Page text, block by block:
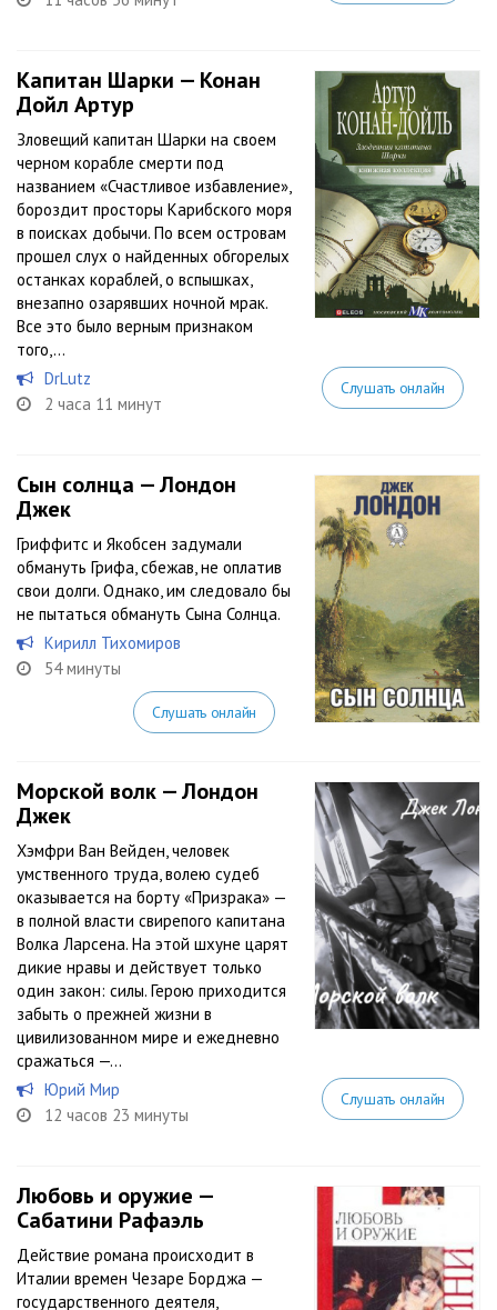
Капитан Шарки — Конан
Дойл Артур
Зловещий капитан Шарки на своем
черном корабле смерти под
названием «Счастливое избавление»,
бороздит просторы Карибского моря
в поисках добычи. По всем островам
прошел слух о найденных обгорелых
останках кораблей, о вспышках,
внезапно озарявших ночной мрак.
Все это было верным признаком
того,...
DrLutz
2 часа 11 минут
Слушать онлайн
Сын солнца — Лондон
Джек
Гриффитс и Якобсен задумали
обмануть Грифа, сбежав, не оплатив
свои долги. Однако, им следовало бы
не пытаться обмануть Сына Солнца.
Кирилл Тихомиров
54 минуты
Слушать онлайн
Морской волк — Лондон
Джек
Хэмфри Ван Вейден, человек
умственного труда, волею судеб
оказывается на борту «Призрака» —
в полной власти свирепого капитана
Волка Ларсена. На этой шхуне царят
дикие нравы и действует только
один закон: силы. Герою приходится
забыть о прежней жизни в
цивилизованном мире и ежедневно
сражаться —...
Юрий Мир
12 часов 23 минуты
Слушать онлайн
Любовь и оружие —
Сабатини Рафаэль
Действие романа происходит в
Италии времен Чезаре Борджа —
государственного деятеля,